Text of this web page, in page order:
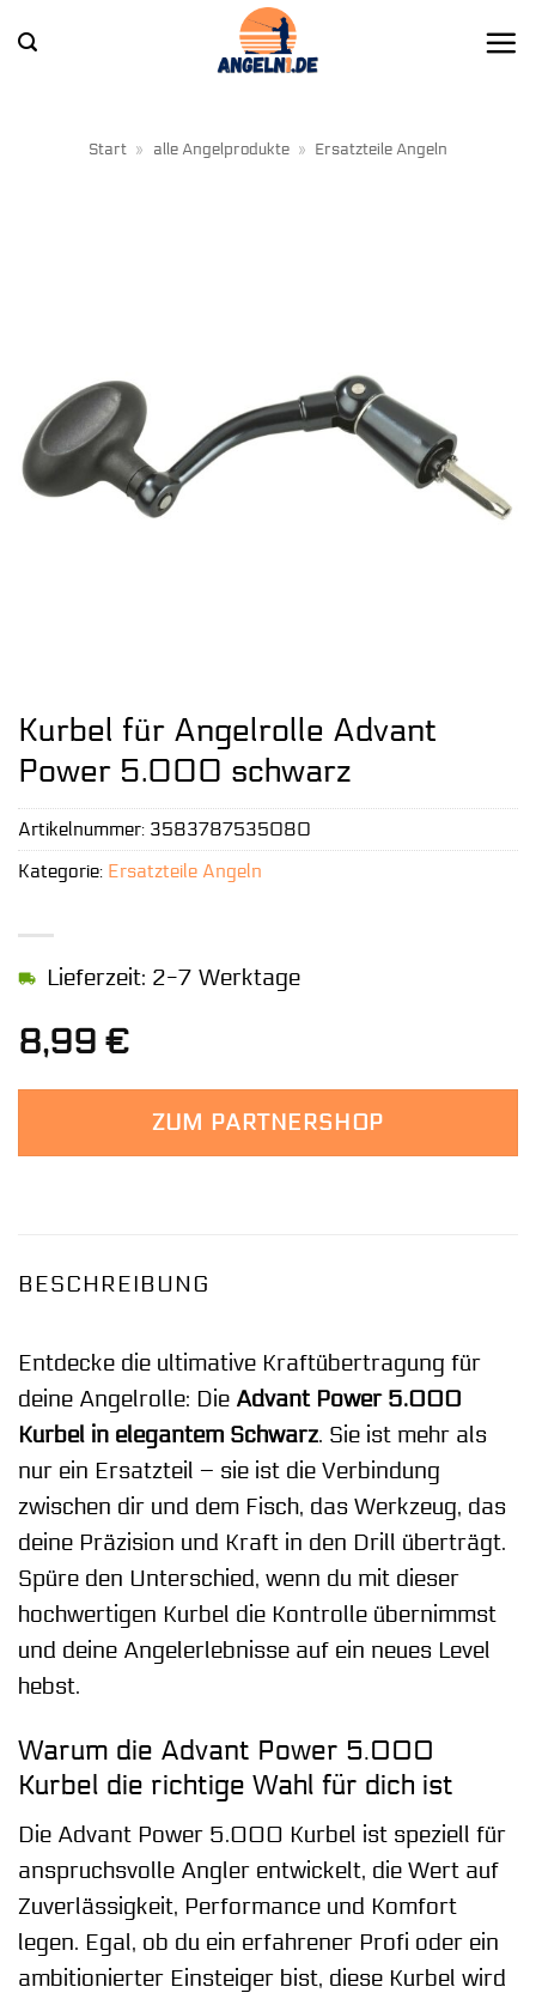
Inhalt
Start » alle Angelprodukte » Ersatzteile Angeln
Kurbel für Angelrolle Advant
Power 5.000 schwarz
8,99 €
Lieferzeit: 2-7 Werktage
ZUM PARTNERSHOP
Artikelnummer: 3583787535080
Kategorie: Ersatzteile Angeln
BESCHREIBUNG
Entdecke die ultimative Kraftübertragung für
deine Angelrolle: Die Advant Power 5.000
Kurbel in elegantem Schwarz. Sie ist mehr als
nur ein Ersatzteil – sie ist die Verbindung
zwischen dir und dem Fisch, das Werkzeug, das
deine Präzision und Kraft in den Drill überträgt.
Spüre den Unterschied, wenn du mit dieser
hochwertigen Kurbel die Kontrolle übernimmst
und deine Angelerlebnisse auf ein neues Level
hebst.
Warum die Advant Power 5.000
Kurbel die richtige Wahl für dich ist
Die Advant Power 5.000 Kurbel ist speziell für
anspruchsvolle Angler entwickelt, die Wert auf
Zuverlässigkeit, Performance und Komfort
legen. Egal, ob du ein erfahrener Profi oder ein
ambitionierter Einsteiger bist, diese Kurbel wird